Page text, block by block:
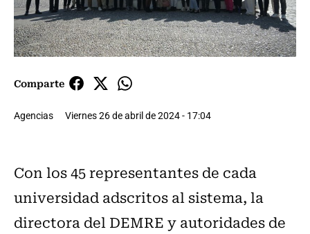
Comparte
Agencias Viernes 26 de abril de 2024 - 17:04
Con los 45 representantes de cada
universidad adscritos al sistema, la
directora del DEMRE y autoridades de